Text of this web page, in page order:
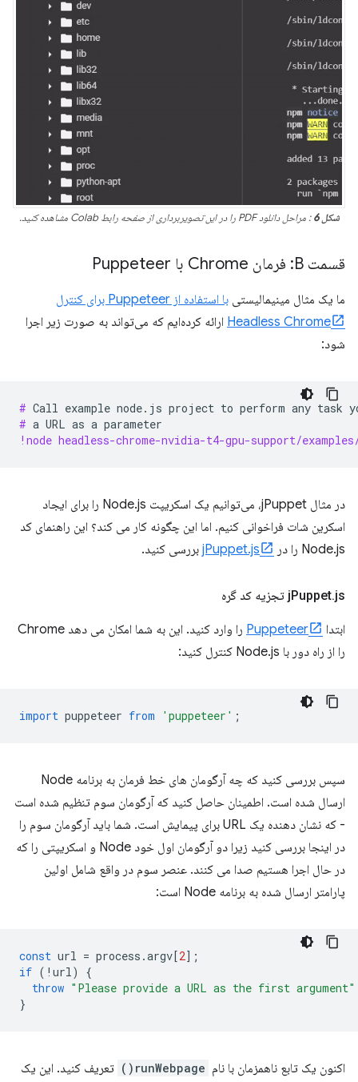
شکل 6 : مراحل دانلود PDF را در این تصویربرداری از صفحه رابط Colab مشاهده کنید.
قسمت B: فرمان Chrome با Puppeteer
ما یک مثال مینیمالیستی
با استفاده از Puppeteer برای کنترل
Headless Chrome ارائه کرده‌ایم که می‌تواند به صورت زیر اجرا
شود:
# Call example node.js project to perform any task
# a URL as a
!node headless-chrome-nvidia-t4-gpu-support/
در مثال jPuppet، می‌توانیم یک اسکریپت Node.js را برای ایجاد
اسکرین شات فراخوانی کنیم. اما این چگونه کار می کند؟ این راهنمای کد
Node.js را در
jPuppet.js بررسی کنید.
j Puppet.js تجزیه کد گره
ابتدا Puppeteer
را وارد کنید. این به شما امکان می دهد Chrome
را از راه دور با Node.js کنترل کنید:
import puppeteer from 'puppeteer' ;
سپس بررسی کنید که چه آرگومان های خط فرمان به برنامه Node
ارسال شده است. اطمینان حاصل کنید که آرگومان سوم تنظیم شده است
- که نشان دهنده یک URL برای پیمایش است. شما باید آرگومان سوم را
در اینجا بررسی کنید زیرا دو آرگومان اول خود Node و اسکریپتی را که
در حال اجرا هستیم صدا می کنند. عنصر سوم در واقع شامل اولین
پارامتر ارسال شده به برنامه Node است:
const url = process .argv [2];
if ( ! url)
{
throw "Please provide a URL as the first argument"
}
اکنون یک تابع ناهمزمان با نام runWebpage() تعریف کنید. این یک